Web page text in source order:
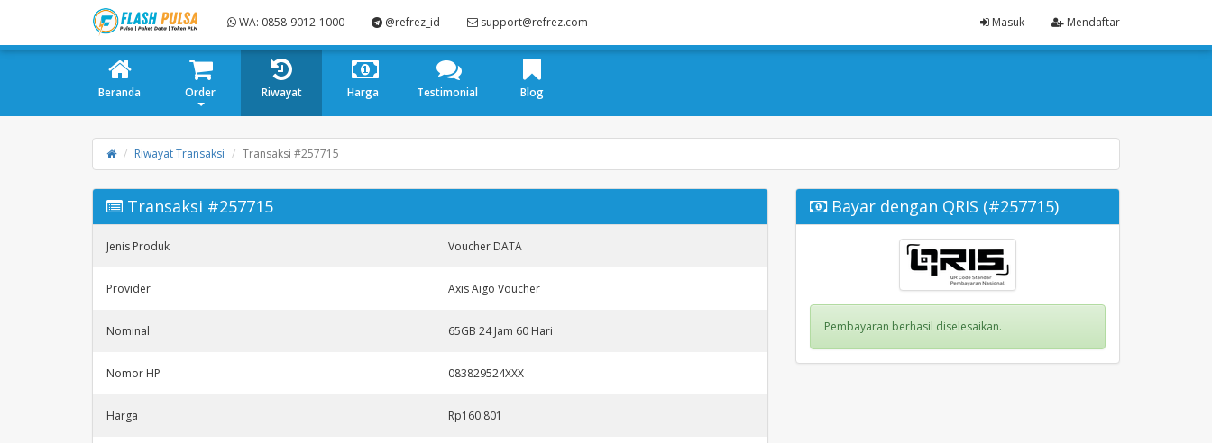
WA: 0858-9012-1000 @refrez_id support@refrez.com Masuk Mendaftar
Beranda Order Riwayat Harga Testimonial Blog
Riwayat Transaksi Transaksi #257715
Transaksi #257715
Jenis Produk Voucher DATA
Provider Axis Aigo Voucher
Nominal 65GB 24 Jam 60 Hari
Nomor HP 083829524XXX
Harga Rp160.801
Bayar dengan QRIS (#257715)
Pembayaran berhasil diselesaikan.